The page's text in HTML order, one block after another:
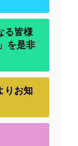
る皆様
を是非
りお知